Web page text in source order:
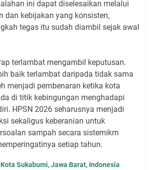
ini dapat diselesaikan melalui
dan kebijakan yang konsisten,
tegas itu sudah diambil sejak awal
terlambat mengambil keputusan.
baik terlambat daripada tidak sama
menjadi pembenaran ketika kota
di titik kebingungan menghadapi
HPSN 2026 seharusnya menjadi
sekaligus keberanian untuk
sampah secara sistemikm
setiap tahun.
Sukabumi, Jawa Barat, Indonesia